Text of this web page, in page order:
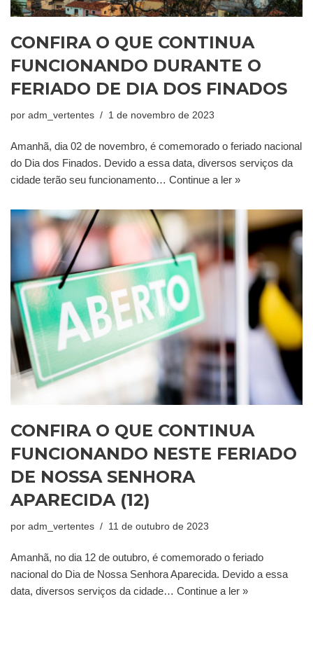
CONFIRA O QUE CONTINUA
FUNCIONANDO DURANTE O
FERIADO DE DIA DOS FINADOS
por adm_vertentes 1 de novembro de 2023
Amanhã, dia 02 de novembro, é comemorado o feriado nacional
do Dia dos Finados. Devido a essa data, diversos serviços da
cidade terão seu funcionamento… Continue a ler »
CONFIRA O QUE CONTINUA
FUNCIONANDO NESTE FERIADO
DE NOSSA SENHORA
APARECIDA (12)
por adm_vertentes 11 de outubro de 2023
Amanhã, no dia 12 de outubro, é comemorado o feriado
nacional do Dia de Nossa Senhora Aparecida. Devido a essa
data, diversos serviços da cidade… Continue a ler »